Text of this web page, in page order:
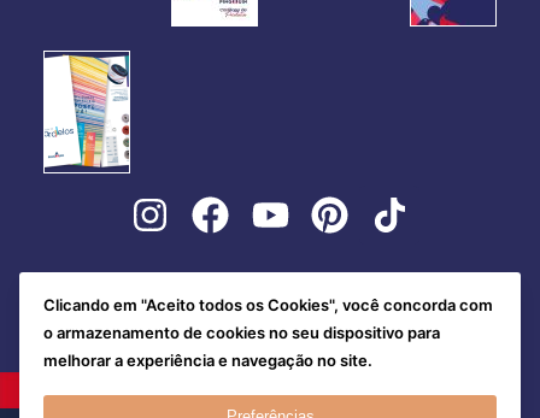
Clicando em "Aceito todos os Cookies", você concorda com
o armazenamento de cookies no seu dispositivo para
melhorar a experiência e navegação no site.